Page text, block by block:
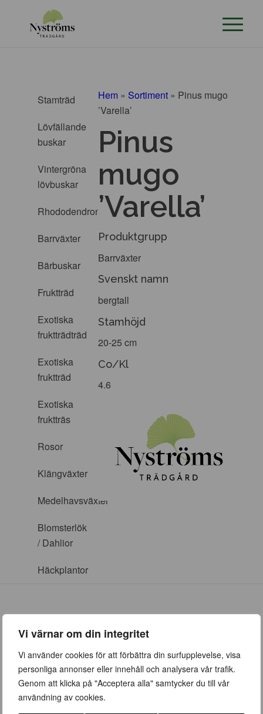
Vi värnar om din integritet
Vi använder cookies för att förbättra din surfupplevelse, visa
personliga annonser eller innehåll och analysera vår trafik.
Genom att klicka på "Acceptera alla" samtycker du till vår
användning av cookies.
Stamträd
Lövfällande
buskar
Vintergröna
lövbuskar
Rhododendron
Barrväxter
Bärbuskar
Fruktträd
Exotiska
fruktträdträd
Exotiska
fruktträd
Exotiska
fruktträs
Rosor
Klängväxter
Medelhavsväxter
Blomsterlök
/ Dahlior
Häckplantor
Hem » Sortiment » Pinus mugo
’Varella’
Pinus
mugo
’Varella’
Produktgrupp
Barrväxter
Svenskt namn
bergtall
Stamhöjd
20-25 cm
Co/Kl
4.6
ÖPPETTIDER
Vår (23 mars – 28 juni)
Vardagar 09:00 – 19:00
Lördag 10:00 – 16:00